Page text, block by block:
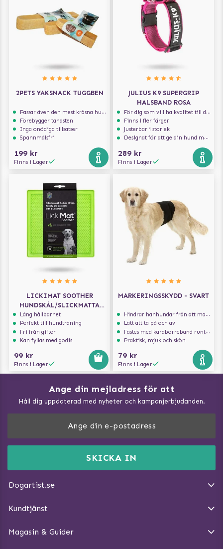
2PETS YAKSNACK TUGGBEN
Passar även den mest kräsna hunden
Förebygger tandsten
Inga onödiga tillsatser
Spannmålsfri
199 kr
Finns i Lager
JULIUS K9 SUPERGRIP
HALSBAND ROSA
För dig som vill ha kvalitet till din hund!
Finns i fler färger
Justerbar i storlek
Designat för att ge din hund maximal komfort
289 kr
Finns i Lager
LICKIMAT SOOTHER
HUNDSKÅL/SLICKMATTA
GRÖN 20X20
Lång hållbarhet
Perfekt till hundträning
Fri från gifter
Kan fyllas med godis
99 kr
Finns i Lager
MARKERINGSSKYDD - SVART
Hindrar hanhundar från att markera inomhus
Lätt att ta på och av
Fästes med kardborreband runt magen
Praktisk, mjuk och skön
79 kr
Finns i Lager
Ange din mejladress för att
Håll dig uppdaterad med nyheter och kampanjerbjudanden.
SKICKA IN
Dogartist.se
DogArtist.se drivs av:
E-post:info@dogartist.se
Kundtjänst
Ångra Köp
Magasin & Guider
Vad kan hundar äta?
Träna Nose Work hemma
Så gör du promenaden roligare
Hundbäddar